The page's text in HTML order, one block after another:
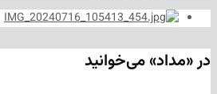
در «مداد» می‌خوانید